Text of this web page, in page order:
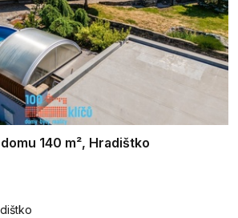
140 m², Hradištko